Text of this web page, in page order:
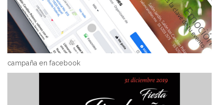
campaña en facebook